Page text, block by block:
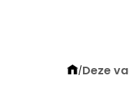
/Deze